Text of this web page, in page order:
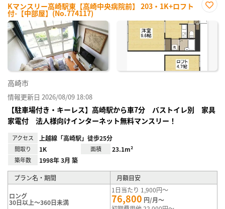
Kマンスリー高崎駅東【高崎中央病院前】 203・1K+ロフト
付-【中部屋】(No.774117)
に入
高崎市
情報更新日 2026/08/09 18:08
【駐車場付き・キーレス】高崎駅から車7分 バストイレ別 家具
家電付 法人様向けインターネット無料マンスリー！
アクセス 上越線「高崎駅」徒歩25分
間取り 1K 面積 23.1m²
築年数 1998年 3月 築
プラン名・期間 月額目安
ロング
30日以上～360日未満
1日当たり 1,900円～
76,800 円/月～